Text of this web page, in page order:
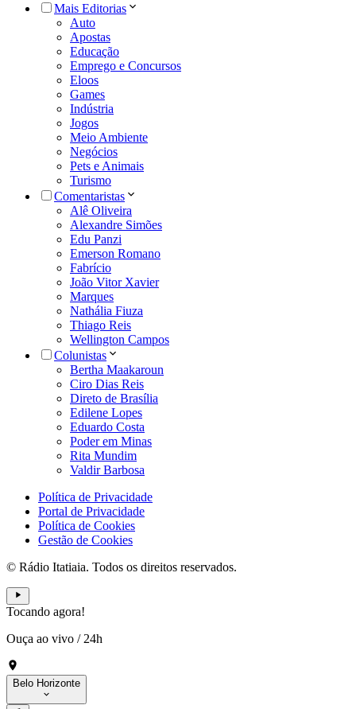
Mais Editorias
Auto
Apostas
Educação
Emprego e Concursos
Eloos
Games
Indústria
Jogos
Meio Ambiente
Negócios
Pets e Animais
Turismo
Comentaristas
Alê Oliveira
Alexandre Simões
Edu Panzi
Emerson Romano
Fabrício
João Vitor Xavier
Marques
Nathália Fiuza
Thiago Reis
Wellington Campos
Colunistas
Bertha Maakaroun
Ciro Dias Reis
Direto de Brasília
Edilene Lopes
Eduardo Costa
Poder em Minas
Rita Mundim
Valdir Barbosa
Política de Privacidade
Portal de Privacidade
Política de Cookies
Gestão de Cookies
© Rádio Itatiaia. Todos os direitos reservados.
Tocando agora!
Ouça ao vivo / 24h
Belo Horizonte